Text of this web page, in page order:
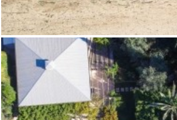
בית למכירה במכמורת
וילות, מכמורת